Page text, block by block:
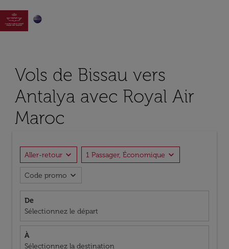

Vols de Bissau vers
Antalya avec Royal Air
Maroc
Aller-retour expand_more 1 Passager, Économique expand_more
Code promo expand_more
De
Sélectionnez le départ
À
Sélectionnez la destination